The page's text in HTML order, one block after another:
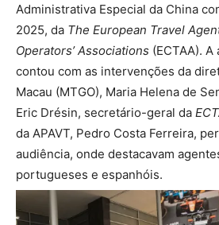
Administrativa Especial da China
2025, da The European Travel
Operators’ Associations (ECTAA).
contou com as intervenções da
Macau (MTGO), Maria Helena de
Eric Drésin, secretário-geral da
da APAVT, Pedro Costa Ferreira,
audiência, onde destacavam
portugueses e espanhóis.